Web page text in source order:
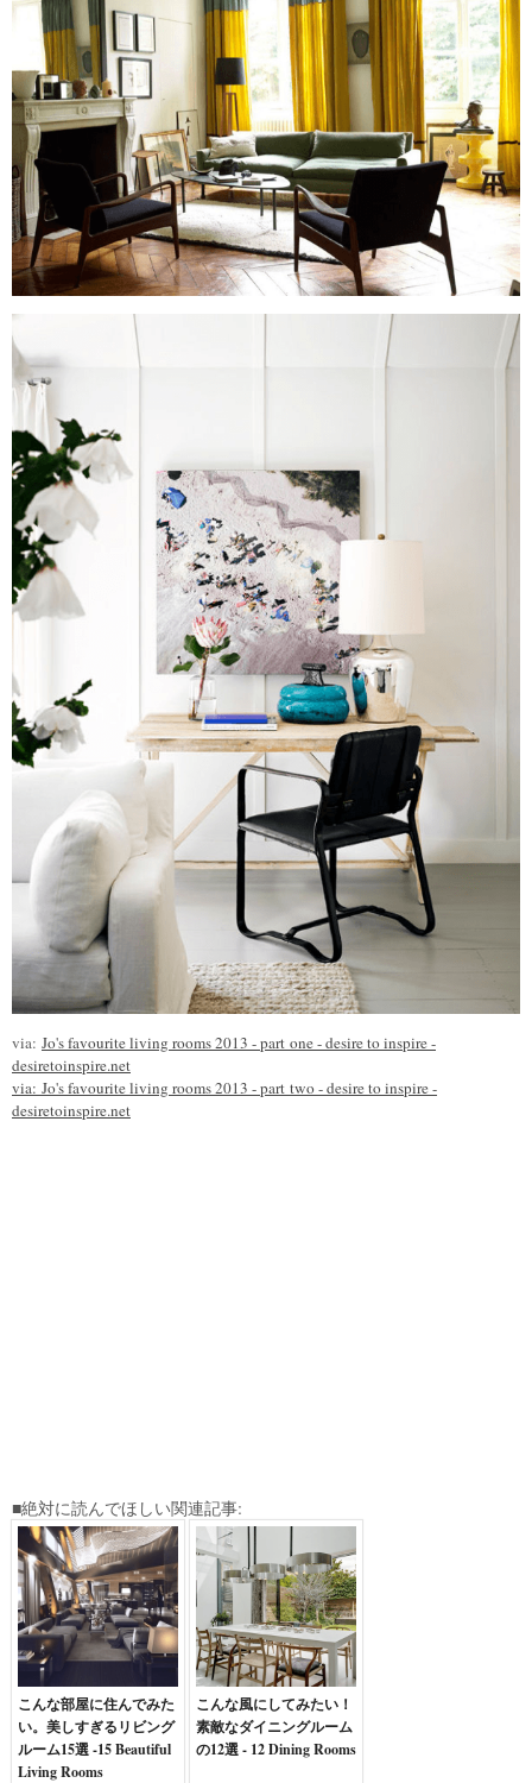
via: Jo's favourite living rooms 2013 - part one - desire to inspire -
desiretoinspire.net
via: Jo's favourite living rooms 2013 - part two - desire to inspire -
desiretoinspire.net
■絶対に読んでほしい関連記事:
こんな部屋に住んでみた
い。美しすぎるリビング
ルーム15選 -15 Beautiful
Living Rooms
こんな風にしてみたい！
素敵なダイニングルーム
の12選 - 12 Dining Rooms